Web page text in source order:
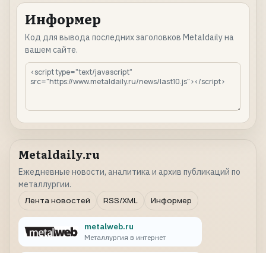
Информер
Код для вывода последних заголовков Metaldaily на
вашем сайте.
Metaldaily.ru
Ежедневные новости, аналитика и архив публикаций по
металлургии.
Лента новостей
RSS/XML Информер
metalweb.ru
Металлургия в интернет